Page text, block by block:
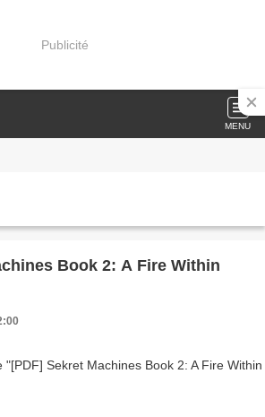
Publicité
MENU
Book 2: A Fire Within